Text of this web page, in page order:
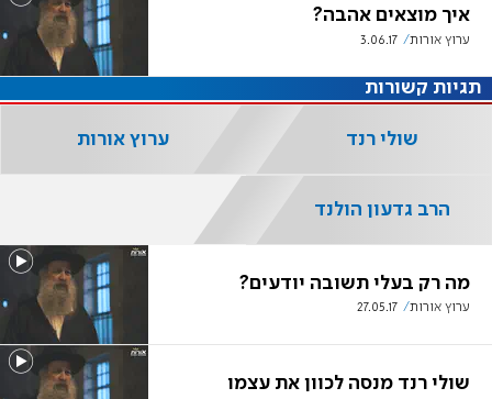
איך מוצאים אהבה?
ערוץ אורות 3.06.17
מה רק בעלי תשובה יודעים?
ערוץ אורות 27.05.17
שולי רנד מנסה לכוון את עצמו
תגיות קשורות
שולי רנד ערוץ אורות
הרב גדעון הולנד